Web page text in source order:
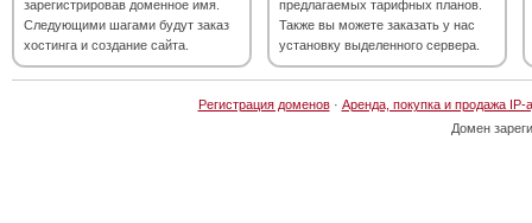
зарегистрировав доменное имя.
Следующими шагами будут заказ
хостинга и создание сайта.
предлагаемых тарифных планов.
Также вы можете заказать у нас
установку выделенного сервера.
Регистрация доменов· Аренда, покупка и продажа IP-
Домен